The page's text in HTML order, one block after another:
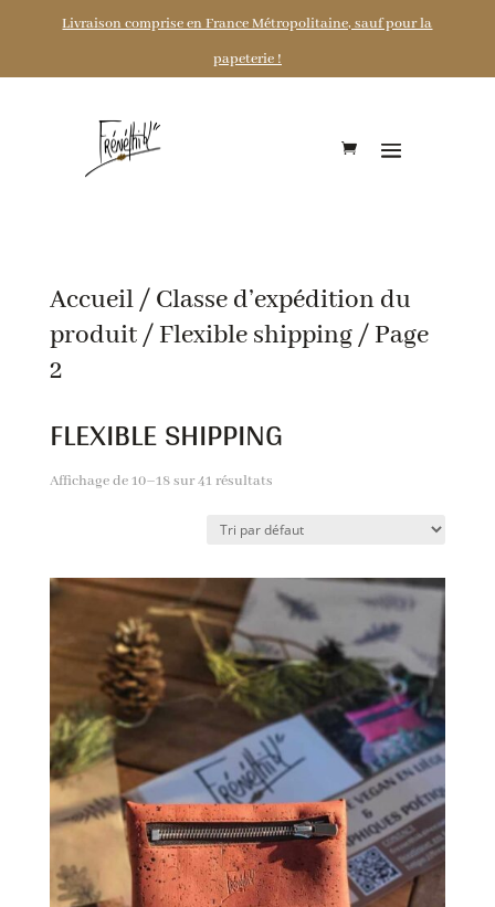
Livraison comprise en France Métropolitaine, sauf pour la
papeterie !
Accueil/ Classe d’expédition du
produit / Flexible shipping/ Page
2
FLEXIBLE SHIPPING
Affichage de 10–18 sur 41 résultats